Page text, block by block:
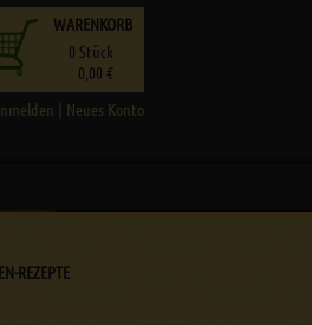
| Neues Konto
WARENKORB
0 Stück
0,00 €
REZEPTE